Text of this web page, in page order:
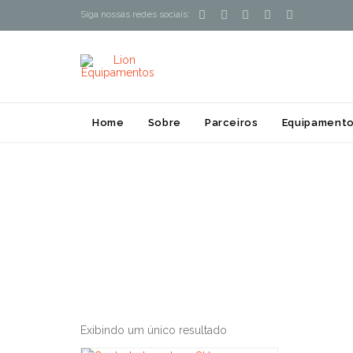
Siga nossas redes sociais:     
Home Sobre Parceiros
Exibindo um único resultado